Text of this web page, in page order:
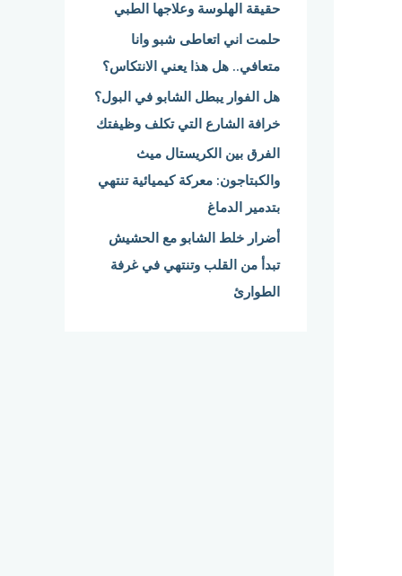
:
حقيقة الهلوسة وعلاجها الطبي
حلمت اني اتعاطى شبو وانا
متعافي.. هل هذا يعني الانتكاس؟
هل الفوار يبطل الشابو في البول؟
خرافة الشارع التي تكلف وظيفتك
الفرق بين الكريستال ميث
والكبتاجون: معركة كيميائية تنتهي
بتدمير الدماغ
أضرار خلط الشابو مع الحشيش
تبدأ من القلب وتنتهي في غرفة
الطوارئ